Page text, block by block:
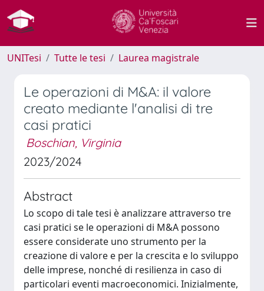
UNITesi Tutte le tesi Laurea magistrale
Le operazioni di M&A: il valore
creato mediante l'analisi di tre
casi pratici
Boschian, Virginia
2023/2024
Abstract
Lo scopo di tale tesi è analizzare attraverso tre
casi pratici se le operazioni di M&A possono
essere considerate uno strumento per la
creazione di valore e per la crescita e lo sviluppo
delle imprese, nonché di resilienza in caso di
particolari eventi macroeconomici. Inizialmente,